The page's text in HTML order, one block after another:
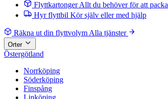
Flyttkartonger Allt du behöver för att packa
Hyr flyttbil Kör själv eller med hjälp
Räkna ut din flyttvolym Alla tjänster
Orter
Östergötland
Norrköping
Söderköping
Finspång
Linköping